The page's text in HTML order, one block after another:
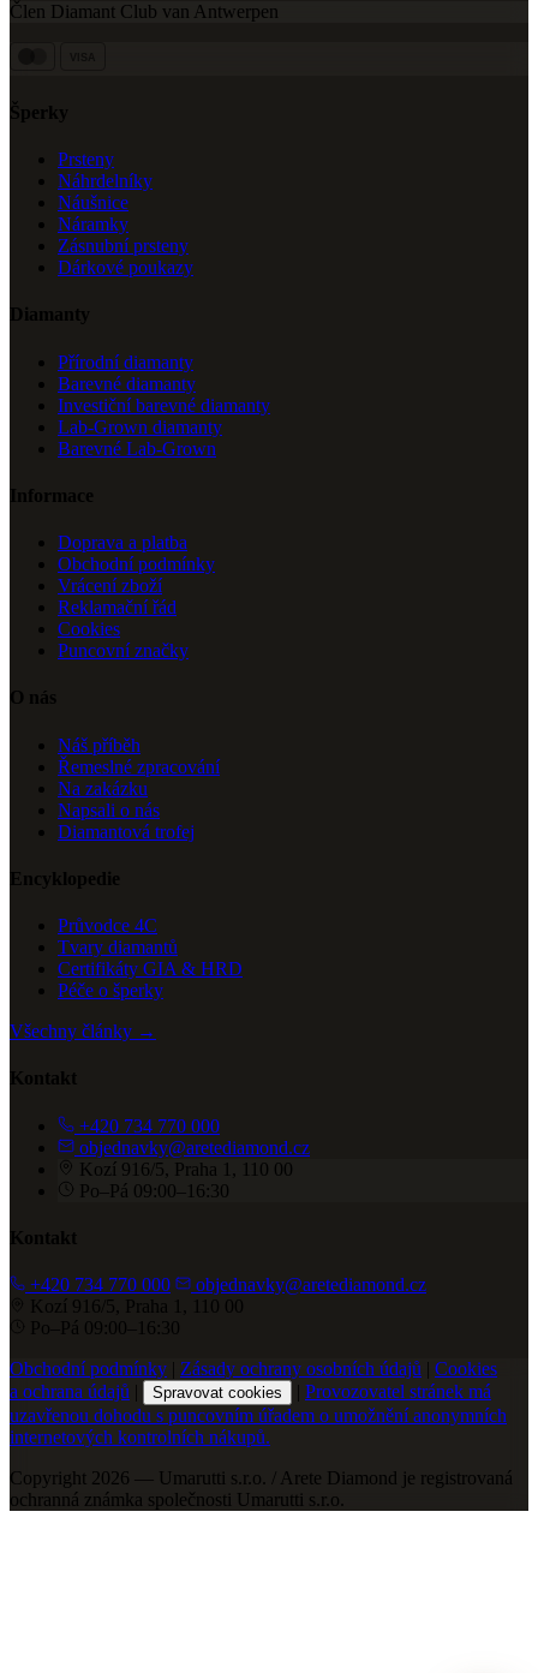
Člen Diamant Club van Antwerpen
Šperky
Prsteny
Náhrdelníky
Náušnice
Náramky
Zásnubní prsteny
Dárkové poukazy
Diamanty
Přírodní diamanty
Barevné diamanty
Investiční barevné diamanty
Lab-Grown diamanty
Barevné Lab-Grown
Informace
Doprava a platba
Obchodní podmínky
Vrácení zboží
Reklamační řád
Cookies
Puncovní značky
O nás
Náš příběh
Řemeslné zpracování
Na zakázku
Napsali o nás
Diamantová trofej
Encyklopedie
Průvodce 4C
Tvary diamantů
Certifikáty GIA & HRD
Péče o šperky
Všechny články →
Kontakt
+420 734 770 000
objednavky@aretediamond.cz
Kozí 916/5, Praha 1, 110 00
Po–Pá 09:00–16:30
Kontakt
+420 734 770 000
objednavky@aretediamond.cz
Kozí 916/5, Praha 1, 110 00
Po–Pá 09:00–16:30
Obchodní podmínky | Zásady ochrany osobních údajů | Cookies
a ochrana údajů | Spravovat cookies | Provozovatel stránek má
uzavřenou dohodu s puncovním úřadem o umožnění anonymních
internetových kontrolních nákupů.
Copyright 2026 — Umarutti s.r.o. / Arete Diamond je registrovaná
ochranná známka společnosti Umarutti s.r.o.